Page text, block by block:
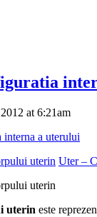
at 6:21am
a uterului
uterin Uter –
uterin
uterin este